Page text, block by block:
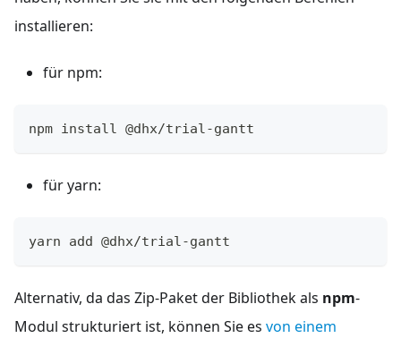
installieren:
für npm:
npm install @dhx/trial-gantt
für yarn:
yarn add @dhx/trial-gantt
Alternativ, da das Zip-Paket der Bibliothek als npm-
Modul strukturiert ist, können Sie es von einem